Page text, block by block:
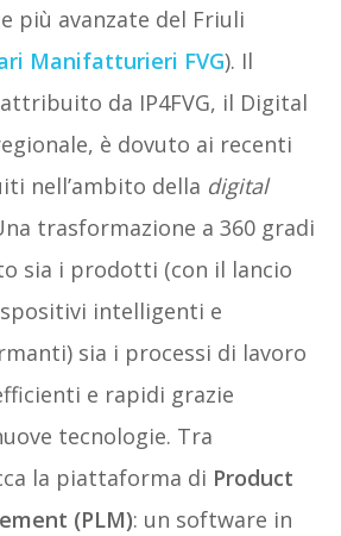
più avanzate del Friuli
Manifatturieri FVG). Il
da IP4FVG, il Digital
è dovuto ai recenti
nell’ambito della digital
trasformazione a 360 gradi
sia i prodotti (con il lancio
intelligenti e
sia i processi di lavoro
e rapidi grazie
tecnologie. Tra
la piattaforma di Product
(PLM): un software in